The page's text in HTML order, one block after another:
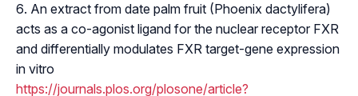
An extract from date palm fruit (Phoenix dactylifera)
acts as a co-agonist ligand for the nuclear receptor FXR
and differentially modulates FXR target-gene expression
in vitro
https://journals.plos.org/plosone/article?